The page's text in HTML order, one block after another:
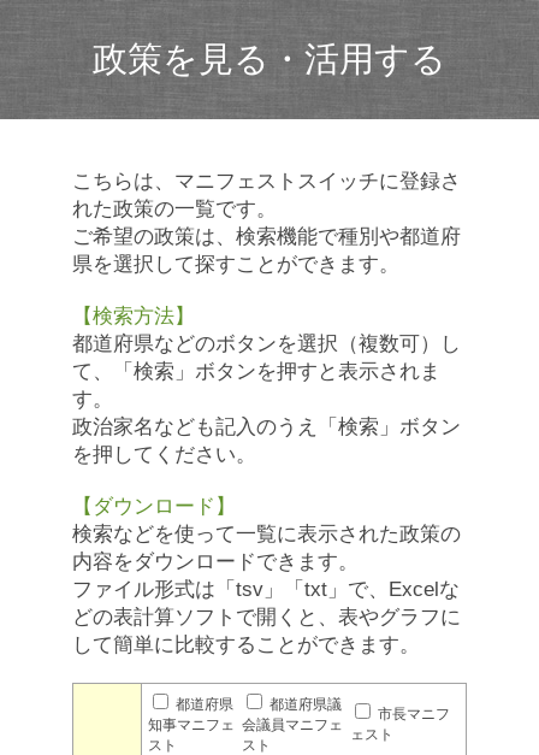
政策を見る・活用する
こちらは、マニフェストスイッチに登録さ
れた政策の一覧です。
ご希望の政策は、検索機能で種別や都道府
県を選択して探すことができます。
【検索方法】
都道府県などのボタンを選択（複数可）し
て、「検索」ボタンを押すと表示されま
す。
政治家名なども記入のうえ「検索」ボタン
を押してください。
【ダウンロード】
検索などを使って一覧に表示された政策の
内容をダウンロードできます。
ファイル形式は「tsv」「txt」で、Excelな
どの表計算ソフトで開くと、表やグラフに
して簡単に比較することができます。
都道府県
知事マニフェ
スト
都道府県議
会議員マニフェ
スト
市長マニフ
ェスト